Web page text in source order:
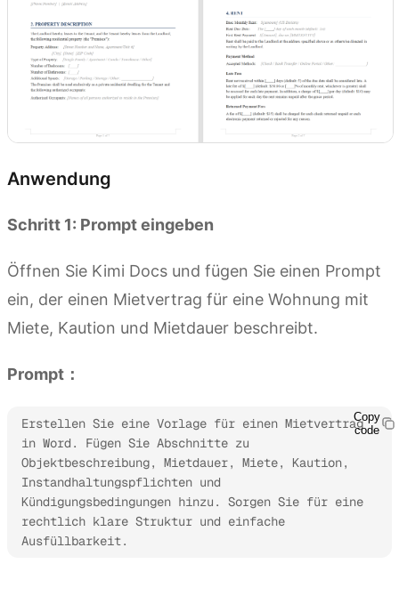
Anwendung
Schritt 1: Prompt eingeben
Öffnen Sie Kimi Docs und fügen Sie einen Prompt
ein, der einen Mietvertrag für eine Wohnung mit
Miete, Kaution und Mietdauer beschreibt.
Prompt：
Erstellen Sie eine Vorlage für einen Mietvertrag
in Word. Fügen Sie Abschnitte zu
Objektbeschreibung, Mietdauer, Miete, Kaution,
Instandhaltungspflichten und
Kündigungsbedingungen hinzu. Sorgen Sie für eine
rechtlich klare Struktur und einfache
Ausfüllbarkeit.
Copy
code